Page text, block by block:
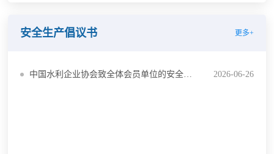
安全生产倡议书 更多+
中国水利企业协会致全体会员单位的安全生产倡议书 2026-06-26